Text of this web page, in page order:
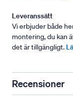
Leveranssätt
Vi erbjuder både
montering, du kan
det är tillgängligt.
Recensioner